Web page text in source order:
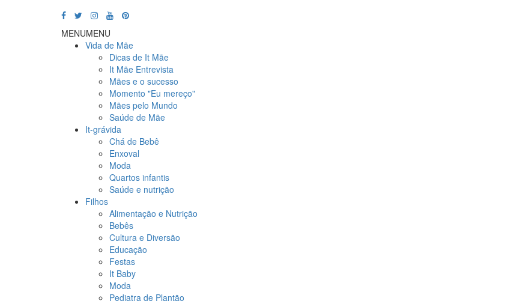
MENUMENU
Vida de Mãe
Dicas de It Mãe
It Mãe Entrevista
Mães e o sucesso
Momento "Eu mereço"
Mães pelo Mundo
Saúde de Mãe
It-grávida
Chá de Bebê
Enxoval
Moda
Quartos infantis
Saúde e nutrição
Filhos
Alimentação e Nutrição
Bebês
Cultura e Diversão
Educação
Festas
It Baby
Moda
Pediatra de Plantão